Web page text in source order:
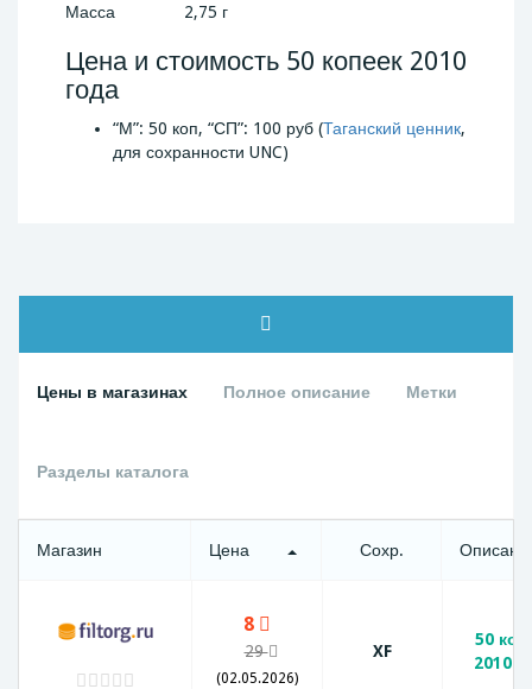
Масса
2,75 г
Цена и стоимость 50 копеек 2010
года
“М”: 50 коп, “СП”: 100 руб (Таганский ценник,
для сохранности UNC)
Цены в магазинах Полное описание Метки
Разделы каталога
Магазин Цена Сохр.
8
29
(02.05.2026)
XF
50
2010 М